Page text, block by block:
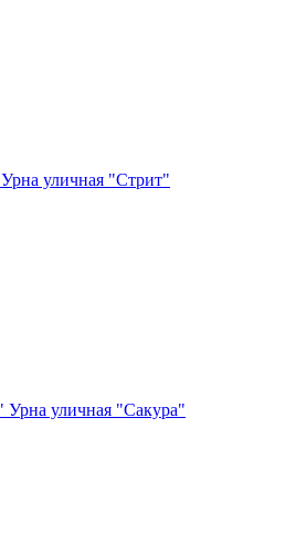
Урна уличная "Стрит"
Урна уличная "Сакура"